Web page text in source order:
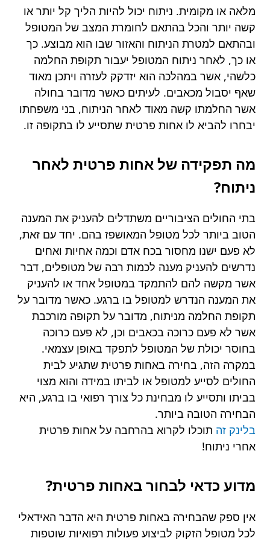
מלאה או מקומית. ניתוח יכול להיות הליך קל יותר או
קשה יותר והכל בהתאם לחומרת המצב של המטופל
ובהתאם למטרת הניתוח והאזור שבו הוא מבוצע. כך
או כך, לאחר ניתוח המטופל יעבור תקופת החלמה
כלשהי, אשר במהלכה הוא יזדקק לעזרה ויתכן מאוד
שאף יסבול מכאבים. לעיתים כאשר מדובר בחולה
אשר החלמתו קשה מאוד לאחר הניתוח, בני משפחתו
יבחרו להביא לו אחות פרטית שתסייע לו בתקופה זו.
מה תפקידה של אחות פרטית לאחר
ניתוח?
בתי החולים הציבוריים משתדלים להעניק את המענה
הטוב ביותר לכל מטופל המאושפז בהם. יחד עם זאת,
לא פעם ישנו מחסור בכח אדם וכמה אחיות ואחים
נדרשים להעניק מענה לכמות רבה של מטופלים, דבר
אשר מקשה להם להתמקד במטופל אחד או להעניק
את המענה הנדרש למטופל בו ברגע. כאשר מדובר על
תקופת החלמה מניתוח, מדובר על תקופה מורכבת
אשר לא פעם כרוכה בכאבים וכן, לא פעם כרוכה
בחוסר יכולת של המטופל לתפקד באופן עצמאי.
במקרה הזה, בחירה באחות פרטית שתגיע לבית
החולים לסייע למטופל או לביתו במידה והוא מצוי
בביתו ותסייע לו מבחינת כל צורך רפואי בו ברגע, היא
הבחירה הטובה ביותר.
בלינק זה תוכלו לקרוא בהרחבה על אחות פרטית
אחרי ניתוח!
מדוע כדאי לבחור באחות פרטית?
אין ספק שהבחירה באחות פרטית היא הדבר האידאלי
לכל מטופל הזקוק לביצוע פעולות רפואיות שוטפות